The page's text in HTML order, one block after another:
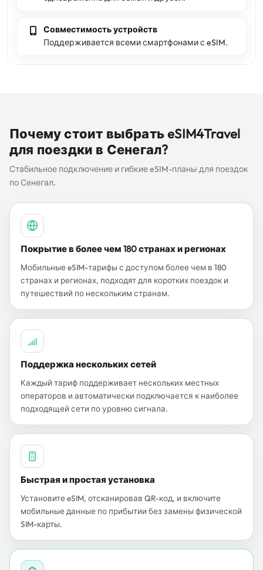
Совместимость устройств
Поддерживается всеми смартфонами с eSIM.
Почему стоит выбрать eSIM4Travel
для поездки в Сенегал?
Стабильное подключение и гибкие eSIM-планы для поездок
по Сенегал.
Покрытие в более чем 180 странах и регионах
Мобильные eSIM-тарифы с доступом более чем в 180
странах и регионах, подходят для коротких поездок и
путешествий по нескольким странам.
Поддержка нескольких сетей
Каждый тариф поддерживает нескольких местных
операторов и автоматически подключается к наиболее
подходящей сети по уровню сигнала.
Быстрая и простая установка
Установите eSIM, отсканировав QR-код, и включите
мобильные данные по прибытии без замены физической
SIM-карты.